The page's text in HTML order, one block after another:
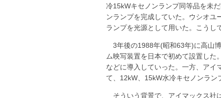
冷15kWキセノンランプ同等品を未
ンランプを完成していた。ウシオ
ランプを光源として用いた。こうし
3年後の1988年(昭和63年)に高山
ム映写装置を日本で初めて設置し
などに導入していった。一方、アイ
て、12kW、15kW水冷キセノンラ
そういう背景で、アイマックス社